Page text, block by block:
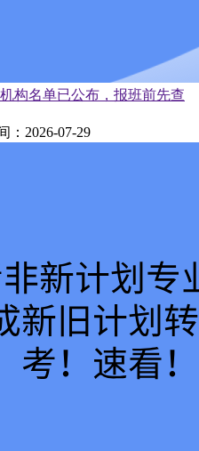
构名单已公布，报班前先查
：2026-07-29